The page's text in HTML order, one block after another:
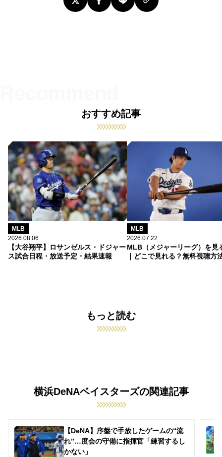
おすすめ記事
MLB
2026.08.06
【大谷翔平】ロサンゼルス・ドジャー
ス試合日程・放送予定・結果速報
MLB
2026.07.22
MLB（メジャーリーグ）を見
｜どこで見れる？無料視聴方
もっと読む
横浜DeNAベイスターズの関連記事
【DeNA】序盤で手放したゲームの“流
れ”…度会の守備に指揮官「練習するし
かない」